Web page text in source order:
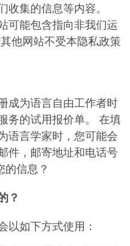
收集的信息等内容。
可能包含指向非我们运
他网站不受本隐私政策
成为语言自由工作者时
务的试用报价单。 在填
语言学家时，您可能会
件，邮寄地址和电话号
信息？
？
以如下方式使用：